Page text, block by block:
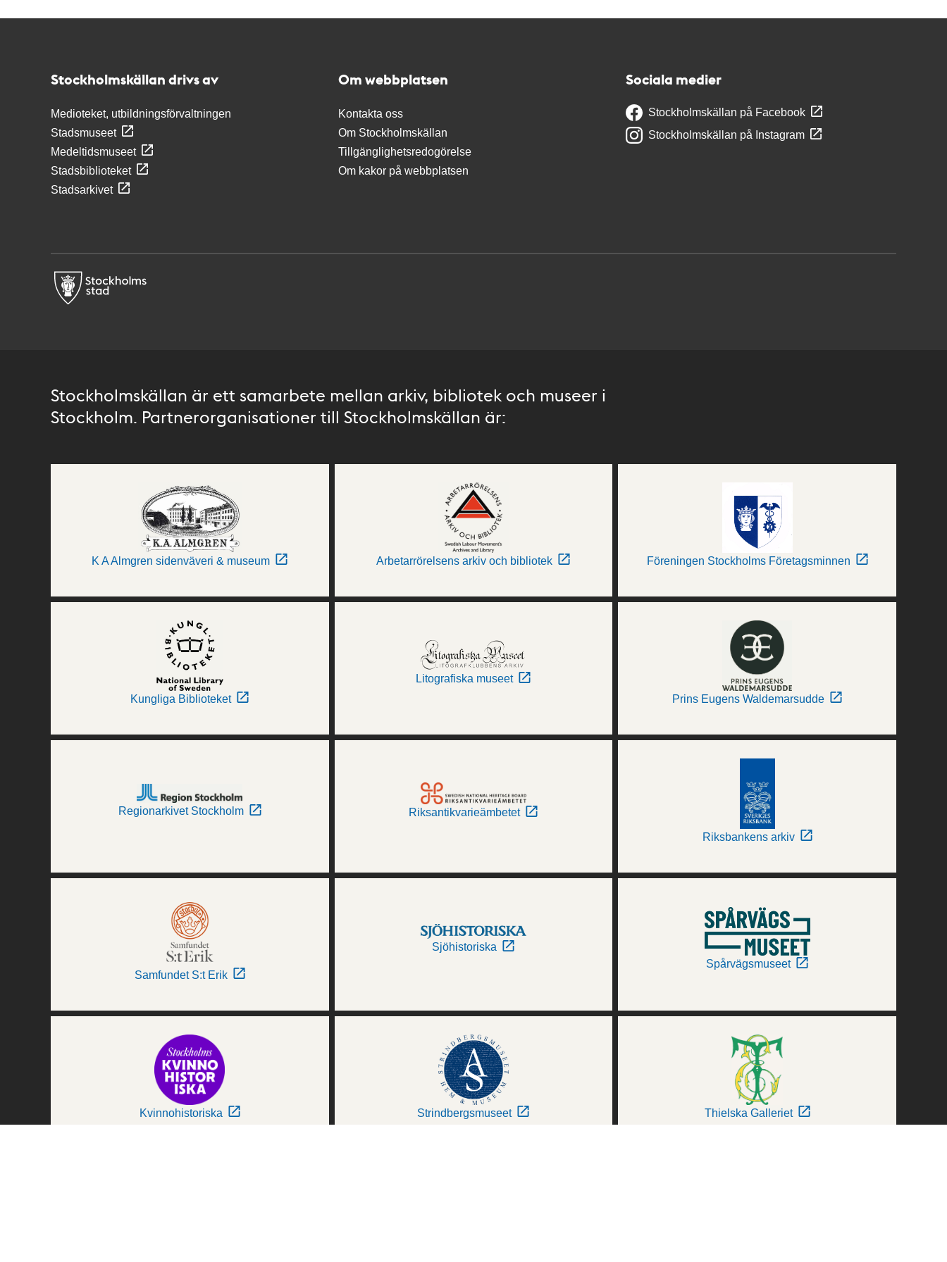
Stockholmskällan drivs av
Medioteket, utbildningsförvaltningen
Stadsmuseet
Medeltidsmuseet
Stadsbiblioteket
Stadsarkivet
Om webbplatsen
Kontakta oss
Om Stockholmskällan
Tillgänglighetsredogörelse
Om kakor på webbplatsen
Sociala medier
Stockholmskällan på Facebook
Stockholmskällan på Instagram
Stockholmskällan är ett samarbete mellan arkiv, bibliotek och museer i
Stockholm. Partnerorganisationer till Stockholmskällan är:
K A Almgren sidenväveri & museum Arbetarrörelsens arkiv och bibliotek Föreningen Stockholms Företagsminnen
Kungliga Biblioteket
Litografiska museet
Prins Eugens Waldemarsudde
Regionarkivet Stockholm Riksantikvarieämbetet
Riksbankens arkiv
Samfundet S:t Erik
Sjöhistoriska
Spårvägsmuseet
Kvinnohistoriska Strindbergsmuseet Thielska Galleriet